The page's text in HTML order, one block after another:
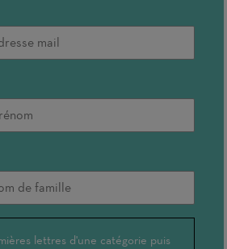
lettres d'une catégorie puis